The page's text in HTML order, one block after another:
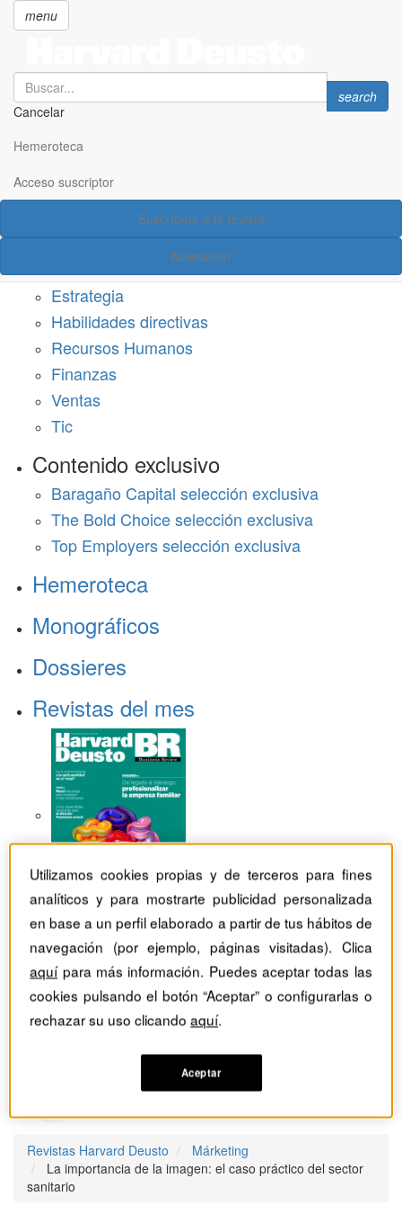
principal
menu
Search
Cancelar
Search
search
Hemeroteca
Acceso suscriptor
Suscríbete a la revista
Newsletter
Acceso suscriptor
Estrategia
Habilidades directivas
Recursos Humanos
Finanzas
Ventas
Tic
Contenido exclusivo
Baragaño Capital selección exclusiva
The Bold Choice selección exclusiva
Top Employers selección exclusiva
Hemeroteca
Monográficos
Dossieres
Revistas del mes
Revistas Harvard Deusto
Márketing
La importancia de la imagen: el caso práctico del sector
sanitario
Utilizamos cookies propias y de terceros para fines
analíticos y para mostrarte publicidad personalizada
en base a un perfil elaborado a partir de tus hábitos de
navegación (por ejemplo, páginas visitadas). Clica
aquípara más información. Puedes aceptar todas las
cookies pulsando el botón “Aceptar” o configurarlas o
rechazar su uso clicandoaquí.
Aceptar